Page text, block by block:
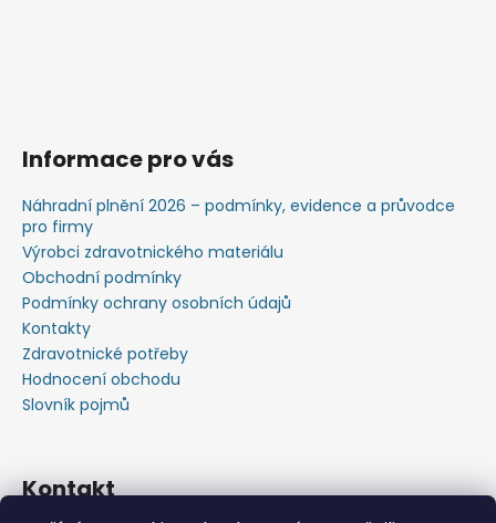
Informace pro vás
Náhradní plnění 2026 – podmínky, evidence a průvodce
pro firmy
Výrobci zdravotnického materiálu
Obchodní podmínky
Podmínky ochrany osobních údajů
Kontakty
Zdravotnické potřeby
Hodnocení obchodu
Slovník pojmů
Kontakt